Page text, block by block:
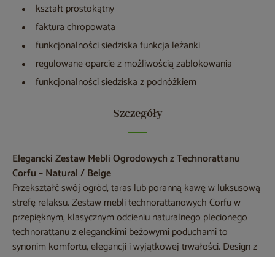
kształt prostokątny
faktura chropowata
funkcjonalności siedziska funkcja leżanki
regulowane oparcie z możliwością zablokowania
funkcjonalności siedziska z podnóżkiem
Szczegóły
Elegancki Zestaw Mebli Ogrodowych z Technorattanu
Corfu – Natural / Beige
Przekształć swój ogród, taras lub poranną kawę w luksusową
strefę relaksu. Zestaw mebli technorattanowych Corfu w
przepięknym, klasycznym odcieniu naturalnego plecionego
technorattanu z eleganckimi beżowymi poduchami to
synonim komfortu, elegancji i wyjątkowej trwałości. Design z